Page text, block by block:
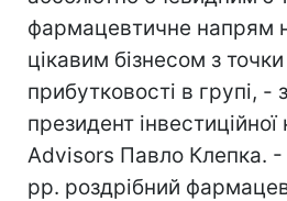
фармацевтичне напрям
цікавим бізнесом з
прибутковості в групі, -
президент інвестиційної
Advisors Павло Клепка.
рр. роздрібний